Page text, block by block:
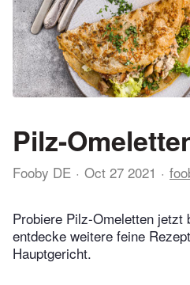
Pilz-
Fooby DE Oct 27 2021
Probiere Pilz-Omeletten jetzt
entdecke weitere feine
Hauptgericht.